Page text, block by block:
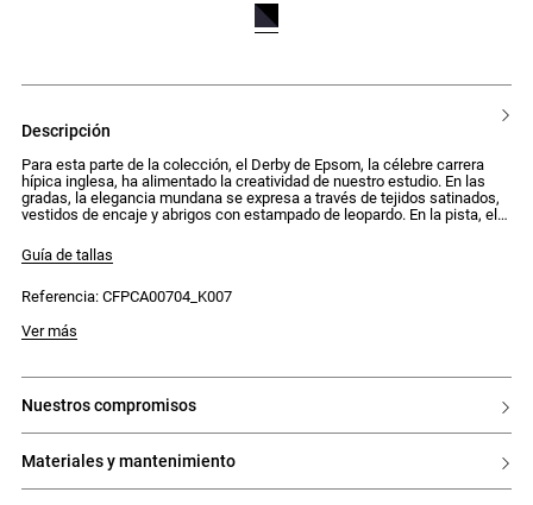
descripción
Para esta parte de la colección, el Derby de Epsom, la célebre carrera
hípica inglesa, ha alimentado la creatividad de nuestro estudio. En las
gradas, la elegancia mundana se expresa a través de tejidos satinados,
vestidos de encaje y abrigos con estampado de leopardo. En la pista, el
pastel, azul cielo y burdeos. Una combinación audaz para siluetas
desestructuradas.
Cárdigan de punto fino con cuello camisero y detalles de pana
- Cárdigan de manga larga
- Corte cropped
- Tapeta de botones de pana
- 5 botones a presión
Guía de tallas
Referencia: CFPCA00704_K007
Modelo mide 176cm y lleva una talla 32
Ver más
nuestros compromisos
materiales y mantenimiento